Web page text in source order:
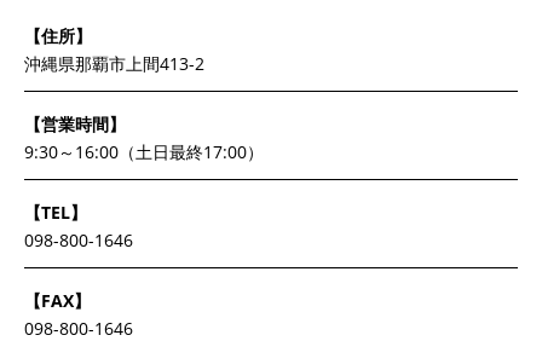
【住所】
沖縄県那覇市上間413-2
【営業時間】
9:30～16:00（土日最終17:00）
【TEL】
098-800-1646
【FAX】
098-800-1646